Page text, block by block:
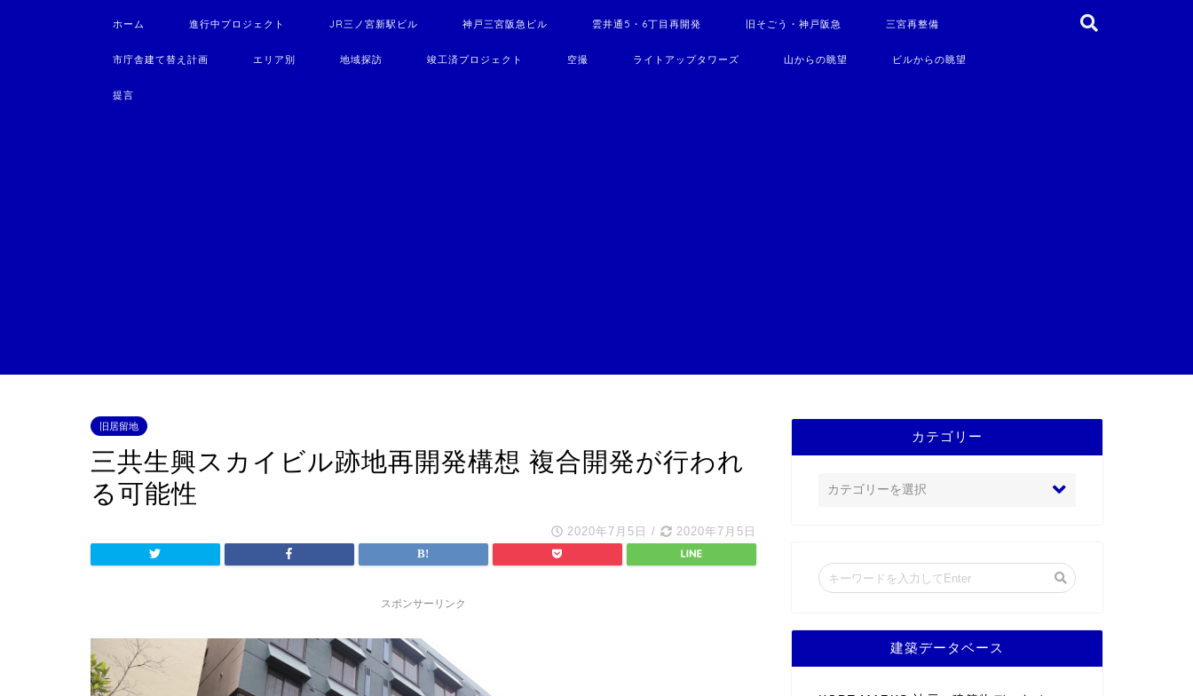
ホーム 進行中プロジェクト JR三ノ宮新駅ビル 神戸三宮阪急ビル 雲井通5・6丁目再開発 旧そごう・神戸阪急 三宮再整備
市庁舎建て替え計画 エリア別 地域探訪 竣工済プロジェクト 空撮 ライトアップタワーズ 山からの眺望 ビルからの眺望
提言
旧居留地
三共生興スカイビル跡地再開発構想 複合開発が行われ
る可能性
2020年7月5日 / 2020年7月5日
スポンサーリンク
カテゴリー
建築データベース